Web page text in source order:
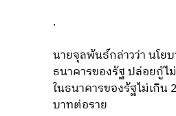
.
นายจุลพันธ์กล่าวว่า นโย
ธนาคารของรัฐ ปล่อยกู้ไ
ในธนาคารของรัฐไม่เกิ
บาทต่อราย